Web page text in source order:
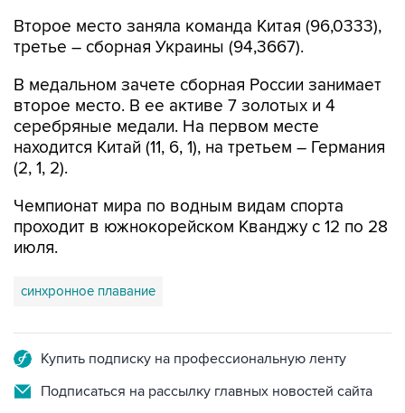
Второе место заняла команда Китая (96,0333),
третье – сборная Украины (94,3667).
В медальном зачете сборная России занимает
второе место. В ее активе 7 золотых и 4
серебряные медали. На первом месте
находится Китай (11, 6, 1), на третьем – Германия
(2, 1, 2).
Чемпионат мира по водным видам спорта
проходит в южнокорейском Кванджу с 12 по 28
июля.
синхронное плавание
Купить подписку на профессиональную ленту
Подписаться на рассылку главных новостей сайта